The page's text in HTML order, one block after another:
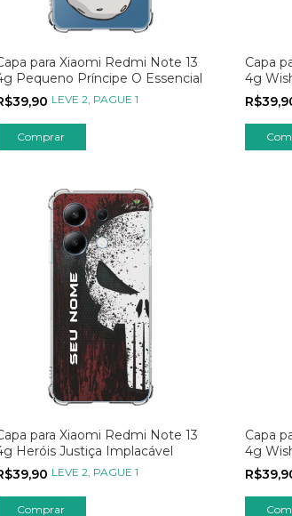
para Xiaomi Redmi Note 13
Pequeno Príncipe O Essencial
LEVE 2, PAGUE 1
Comprar
Capa
4g
para Xiaomi Redmi Note 13
Heróis Justiça Implacável
LEVE 2, PAGUE 1
Comprar
Capa
4g